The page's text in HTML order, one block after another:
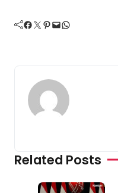
Facebook Twitter Pinterest Mail WhatsApp
Related Posts